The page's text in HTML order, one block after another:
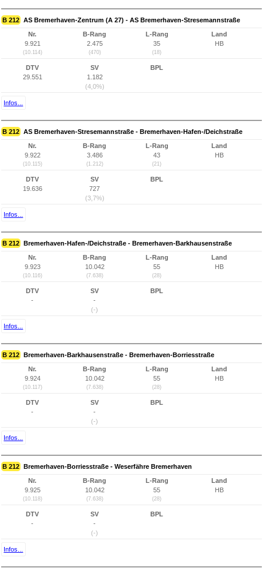
B 212 AS Bremerhaven-Zentrum (A 27) - AS Bremerhaven-Stresemannstraße
Nr.
9.921
(10.114)
B-Rang
2.475
(470)
L-Rang
35
(18)
Land
HB
DTV
29.551
SV
1.182
(4,0%)
BPL
Infos...
B 212 AS Bremerhaven-Stresemannstraße - Bremerhaven-Hafen-/Deichstraße
Nr.
9.922
(10.115)
B-Rang
3.486
(1.212)
L-Rang
43
(21)
Land
HB
DTV
19.636
SV
727
(3,7%)
BPL
Infos...
B 212 Bremerhaven-Hafen-/Deichstraße - Bremerhaven-Barkhausenstraße
Nr.
9.923
(10.116)
B-Rang
10.042
(7.638)
L-Rang
55
(28)
Land
HB
DTV
-
SV
-
(-)
BPL
Infos...
B 212 Bremerhaven-Barkhausenstraße - Bremerhaven-Borriesstraße
Nr.
9.924
(10.117)
B-Rang
10.042
(7.638)
L-Rang
55
(28)
Land
HB
DTV
-
SV
-
(-)
BPL
Infos...
B 212 Bremerhaven-Borriesstraße - Weserfähre Bremerhaven
Nr.
9.925
(10.118)
B-Rang
10.042
(7.638)
L-Rang
55
(28)
Land
HB
DTV
-
SV
-
(-)
BPL
Infos...